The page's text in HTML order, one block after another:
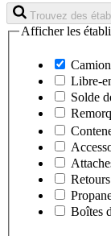
Trouvez des
Afficher les
Libre-
Solde
Boîtes